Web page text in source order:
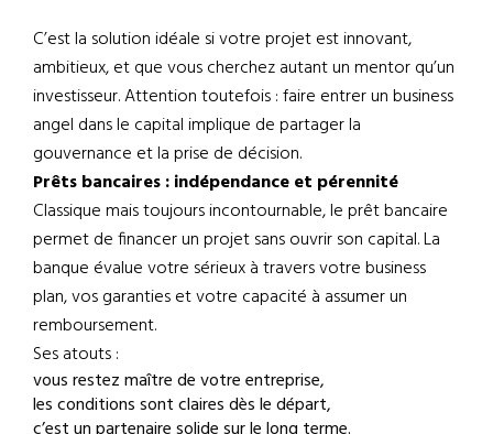
C’est la solution idéale si votre projet est innovant,
ambitieux, et que vous cherchez autant un mentor qu’un
investisseur. Attention toutefois : faire entrer un business
angel dans le capital implique de partager la
gouvernance et la prise de décision.
Prêts bancaires : indépendance et pérennité
Classique mais toujours incontournable, le prêt bancaire
permet de financer un projet sans ouvrir son capital. La
banque évalue votre sérieux à travers votre business
plan, vos garanties et votre capacité à assumer un
remboursement.
Ses atouts :
vous restez maître de votre entreprise,
les conditions sont claires dès le départ,